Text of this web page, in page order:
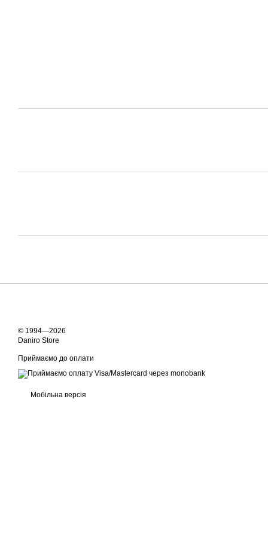
© 1994—2026
Daniro Store
Приймаємо до оплати
Мобільна версія